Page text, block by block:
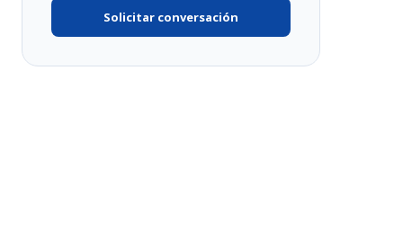
Solicitar conversación